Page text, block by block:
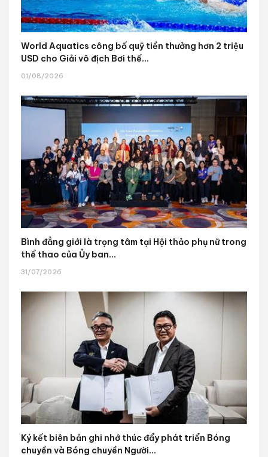
World Aquatics công bố quỹ tiền thưởng hơn 2 triệu
USD cho Giải vô địch Bơi thế...
01/08/2026
Bình đẳng giới là trọng tâm tại Hội thảo phụ nữ trong
thể thao của Ủy ban...
31/07/2026
Ký kết biên bản ghi nhớ thúc đẩy phát triển Bóng
chuyền và Bóng chuyền Người...